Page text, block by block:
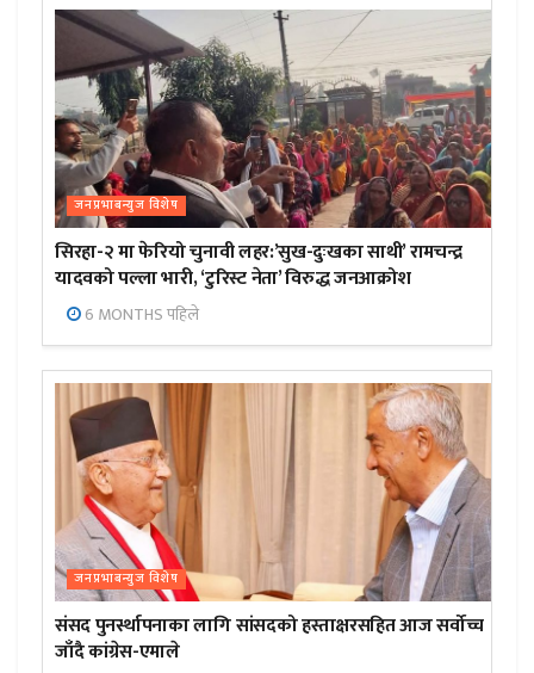
जनप्रभाबन्युज विशेष
सिरहा-२ मा फेरियो चुनावी लहर:’सुख-दुःखका साथी’ रामचन्द्र
यादवको पल्ला भारी, ‘टुरिस्ट नेता’ विरुद्ध जनआक्रोश
6 MONTHS पहिले
जनप्रभाबन्युज विशेष
संसद पुनर्स्थापनाका लागि सांसदको हस्ताक्षरसहित आज सर्वोच्च
जाँदै कांग्रेस-एमाले